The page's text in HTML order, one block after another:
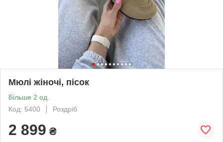
Мюлі жіночі, пісок
Більше 2 од.
Код: 5400
Роздріб
2 899 ₴